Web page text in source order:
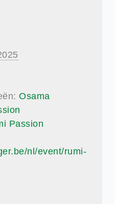
Osama
Passion
nl/event/rumi-